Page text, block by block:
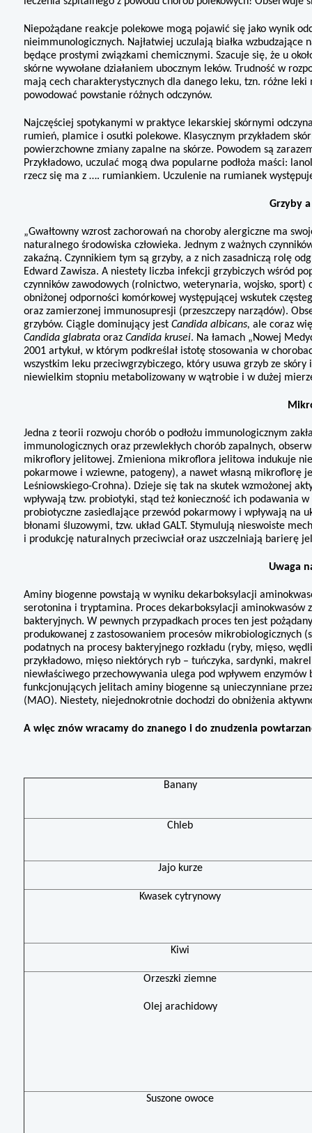
Niepożądane reakcje polekowe mogą pojawić się jako wynik
nieimmuno­logicznych. Najłatwiej uczulają białka
będące prostymi związkami chemicznymi. Szacuje się, że u
skórne wywołane działaniem ubocznym le­ków. Trudność w
mają cech cha­rakterystycznych dla danego leku, tzn. różne
powodować powstanie różnych odczynów.
Najczęściej spotykanymi w praktyce lekarskiej skórnymi
rumień, plamice i osutki polekowe. Klasycznym przykładem
powierzchowne zmiany zapalne na skórze. Powodem są
Przykła­dowo, uczulać mogą dwa popularne podłoża maści:
rzecz się ma z …. rumiankiem. Uczulenie na rumianek
Grzyby
„Gwałtowny wzrost zachorowań na choroby alergiczne ma
naturalnego środowiska człowieka. Jednym z ważnych
zakaźną. Czynnikiem tym są grzyby, a z nich zasadniczą rolę
Edward Zawisza. A niestety liczba infekcji grzybiczych wśród
czynników zawodowych (rolnictwo, weterynaria, wojsko,
obniżonej odpor­ności komórkowej występującej wskutek
oraz zamierzonej immunosupresji (przeszczepy narządów).
grzybów. Ciągle domi­nujący jest Candida albicans, ale coraz
Candida glabrata oraz Candida krusei. Na łamach „Nowej
2001 artykuł, w którym podkreślał istotę stosowania w
wszystkim leku przeciwgrzy­biczego, który usuwa grzyb ze
niewielkim stopniu metabolizowany w wątrobie i w dużej
Jedna z teorii rozwoju chorób o podłożu immunologicznym
immunologicznych oraz przewlekłych chorób zapalnych,
mikroflory jelitowej. Zmieniona mikroflora jelitowa indukuje
pokarmowe i wziewne, patogeny), a nawet własną mikroflorę
Leśniowskiego-Crohna). Dzieje się tak na skutek wzmożonej
wpływają tzw. probiotyki, stąd też konieczność ich podawania
probiotyczne za­siedlające przewód pokarmowy i wpływają na
błonami śluzowymi, tzw. układ GALT. Stymulują nieswoiste
i produkcję naturalnych przeciwciał oraz uszczelniają barierę
Uwaga
Aminy biogenne powstają w wyniku dekarboksylacji
serotonina i tryptamina. Proces dekarboksylacji aminokwasów
bakteryjnych. W pewnych przypadkach proces ten jest
produkowanej z zastosowaniem procesów mikrobiologicznych
podatnych na procesy bakteryjnego rozkładu (ryby, mięso,
przykładowo, mięso niektórych ryb – tuńczyka, sardynki,
niewłaściwego przechowywania ulega pod wpływem
funkcjonujących jelitach aminy biogenne są unieczynniane
(MAO). Niestety, niejednokrotnie dochodzi do obni­żenia
A więc znów wracamy do znanego i do znudzenia
Banany
Chleb
Jajo kurze
Kwasek cytrynowy
Kiwi
Orzeszki ziemne
Olej arachidowy
Suszone owoce